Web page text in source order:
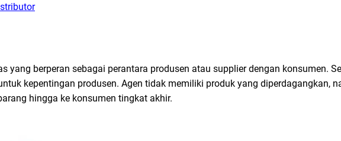
yang berperan sebagai perantara produsen atau supplier dengan konsumen.
kepentingan produsen. Agen tidak memiliki produk yang diperdagangkan,
hingga ke konsumen tingkat akhir.